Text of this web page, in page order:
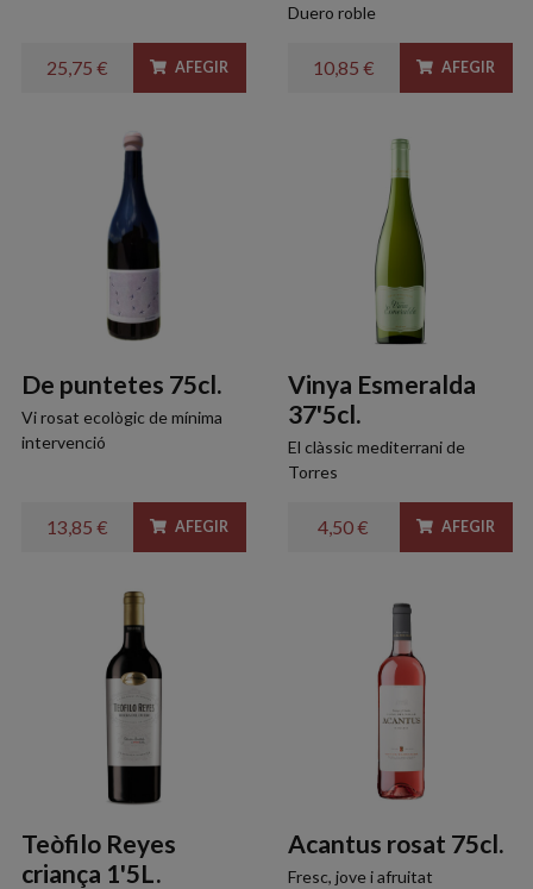
25,75 € AFEGIR
Duero roble
10,85 € AFEGIR
De puntetes 75cl.
Vi rosat ecològic de mínima
intervenció
13,85 € AFEGIR
Vinya Esmeralda
37'5cl.
El clàssic mediterrani de
Torres
4,50 € AFEGIR
Teòfilo Reyes
criança 1'5L.
Acantus rosat 75cl.
Fresc, jove i afruitat